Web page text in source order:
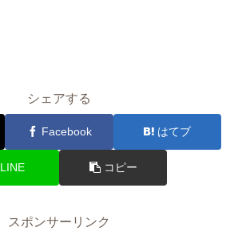
シェアする
Facebook はてブ
LINE コピー
スポンサーリンク